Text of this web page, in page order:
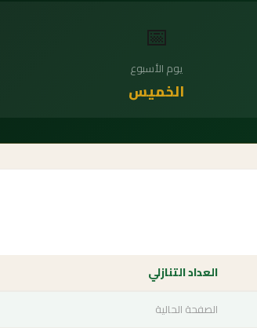
📅
يوم الأسبوع
الخميس
العداد التنازلي
الصفحة الحالية